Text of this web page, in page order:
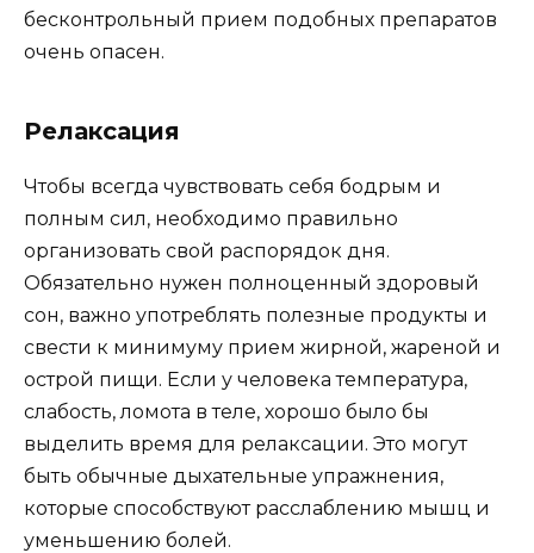
бесконтрольный прием подобных препаратов
очень опасен.
Релаксация
Чтобы всегда чувствовать себя бодрым и
полным сил, необходимо правильно
организовать свой распорядок дня.
Обязательно нужен полноценный здоровый
сон, важно употреблять полезные продукты и
свести к минимуму прием жирной, жареной и
острой пищи. Если у человека температура,
слабость, ломота в теле, хорошо было бы
выделить время для релаксации. Это могут
быть обычные дыхательные упражнения,
которые способствуют расслаблению мышц и
уменьшению болей.